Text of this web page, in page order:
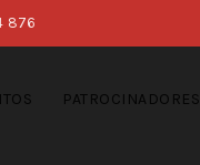
876
PATROCINADORES